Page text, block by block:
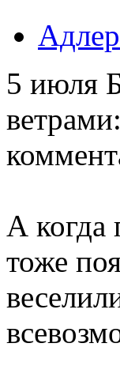
5 июля
А когда
тоже